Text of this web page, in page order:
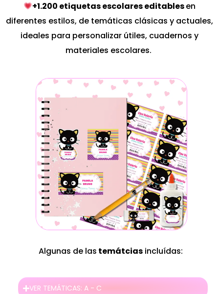
+1.200 etiquetas escolares editablesen
diferentes estilos, de temáticas clásicas y actuales,
ideales para personalizar útiles, cuadernos y
materiales escolares.
Algunas de las temátciasincluídas:
VER TEMÁTICAS: A - C